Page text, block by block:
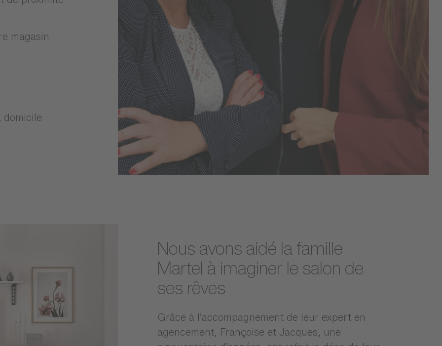
magasin
domicile
Nous avons aidé la famille
Martel à imaginer le salon de
ses rêves
Grâce à l’accompagnement de leur expert en
agencement, Françoise et Jacques, une